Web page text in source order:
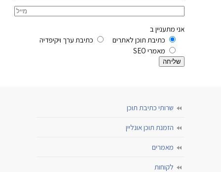
אני מתעניין ב
כתיבת תוכן לאתרים
כתיבת ערך ויקיפדיה
מאמרי SEO
שרותי כתיבת תוכן
הזמנת תוכן אונליין
מאמרים
לקוחות